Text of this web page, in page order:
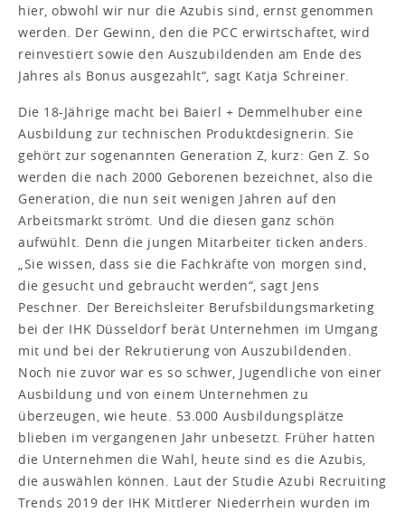
hier, obwohl wir nur die Azubis sind, ernst genommen
werden. Der Gewinn, den die PCC erwirtschaftet, wird
reinvestiert sowie den Auszubildenden am Ende des
Jahres als Bonus ausgezahlt“, sagt Katja Schreiner.
Die 18-Jährige macht bei Baierl + Demmelhuber eine
Ausbildung zur technischen Produktdesignerin. Sie
gehört zur sogenannten Generation Z, kurz: Gen Z. So
werden die nach 2000 Geborenen bezeichnet, also die
Generation, die nun seit wenigen Jahren auf den
Arbeitsmarkt strömt. Und die diesen ganz schön
aufwühlt. Denn die jungen Mitarbeiter ticken anders.
„Sie wissen, dass sie die Fachkräfte von morgen sind,
die gesucht und gebraucht werden“, sagt Jens
Peschner. Der Bereichsleiter Berufsbildungsmarketing
bei der IHK Düsseldorf berät Unternehmen im Umgang
mit und bei der Rekrutierung von Auszubildenden.
Noch nie zuvor war es so schwer, Jugendliche von einer
Ausbildung und von einem Unternehmen zu
überzeugen, wie heute. 53.000 Ausbildungsplätze
blieben im vergangenen Jahr unbesetzt. Früher hatten
die Unternehmen die Wahl, heute sind es die Azubis,
die auswählen können. Laut der Studie Azubi Recruiting
Trends 2019 der IHK Mittlerer Niederrhein wurden im